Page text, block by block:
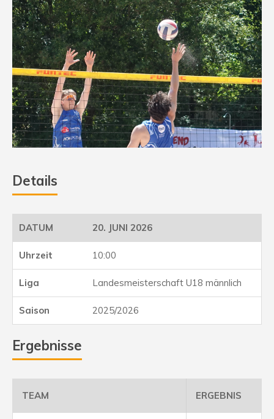
Details
20. JUNI 2026
10:00
Landesmeisterschaft U18 männlich
2025/2026
Ergebnisse
TEAM ERGEBNIS